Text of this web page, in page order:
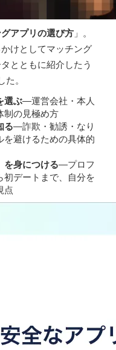
アプリの選び方」。
けとしてマッチング
とともに紹介したう
。
選ぶ—運営会社・本人
制の見極め方
る—詐欺・勧誘・なり
を避けるための具体的
を身につける—プロフ
初デートまで、自分を
点